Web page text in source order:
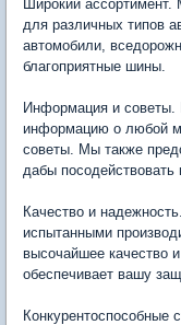
Широкий
для различных типов
автомобили,
благоприятные шины.
Информация и
информацию о любой
советы. Мы также
дабы
Качество и
испытанными
высочайшее качество
обеспечивает вашу
Конкурентоспособные